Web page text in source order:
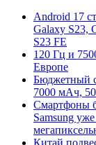
Android 17
Galaxy S23,
S23 FE
120 Гц и
Европе
Бюджетный
7000 мАч,
Смартфоны
Samsung